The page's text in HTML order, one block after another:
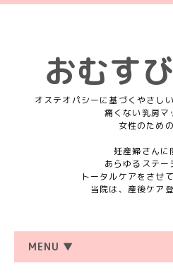
おむす
オステオパシーに基づくやさし
痛くない乳房マ
女性のため
妊産婦さんに
あらゆるステー
トータルケアをさせ
当院は、産後ケア
MENU ▼